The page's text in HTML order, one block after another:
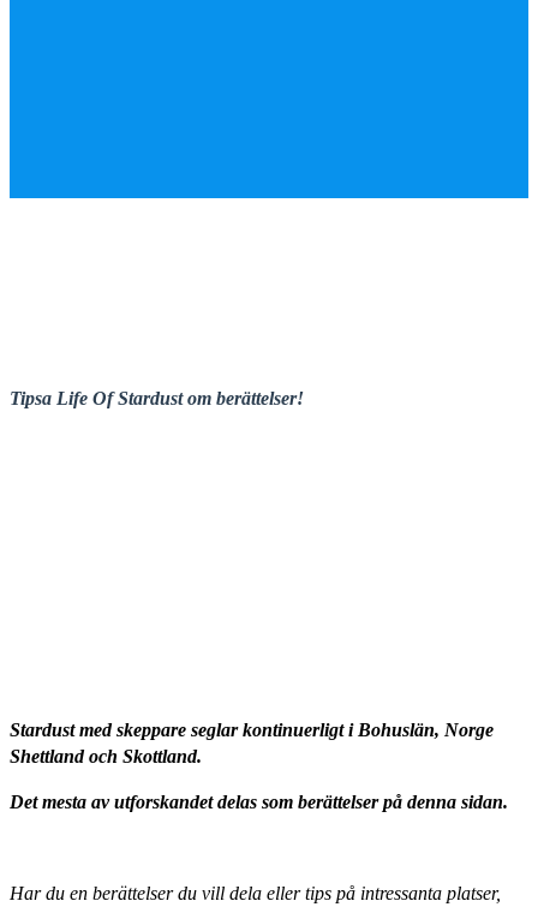
Tipsa Life Of Stardust om berättelser!
Stardust med skeppare seglar kontinuerligt i Bohuslän, Norge
Shettland och Skottland.
Det mesta av utforskandet delas som berättelser på denna sidan.
Har du en berättelser du vill dela eller tips på intressanta platser,